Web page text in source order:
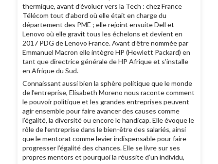
thermique, avant d’évoluer vers la Tech : chez France
Télécom tout d’abord où elle était en charge du
département des PME ; elle rejoint ensuite Dell et
Lenovo où elle gravit tous les échelons et devient en
2017 PDG de Lenovo France. Avant d’être nommée par
Emmanuel Macron elle intègre HP (Hewlett Packard) en
tant que directrice générale de HP Afrique et s’installe
en Afrique du Sud.
Connaissant aussi bien la sphère politique que le monde
de l’entreprise, Elisabeth Moreno nous raconte comment
le pouvoir politique et les grandes entreprises peuvent
agir ensemble pour faire avancer des causes comme
l’égalité, la diversité ou encore le handicap. Elle évoque le
rôle de l’entreprise dans le bien-être des salariés, ainsi
que le mentorat comme levier indispensable pour faire
progresser l’égalité des chances. Elle se livre sur ses
propres mentors et pourquoi la réussite d’un individu,